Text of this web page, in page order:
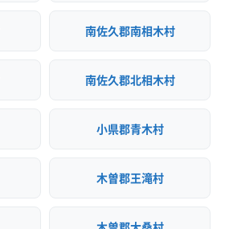
南佐久郡南相木村
南佐久郡北相木村
小県郡青木村
木曽郡王滝村